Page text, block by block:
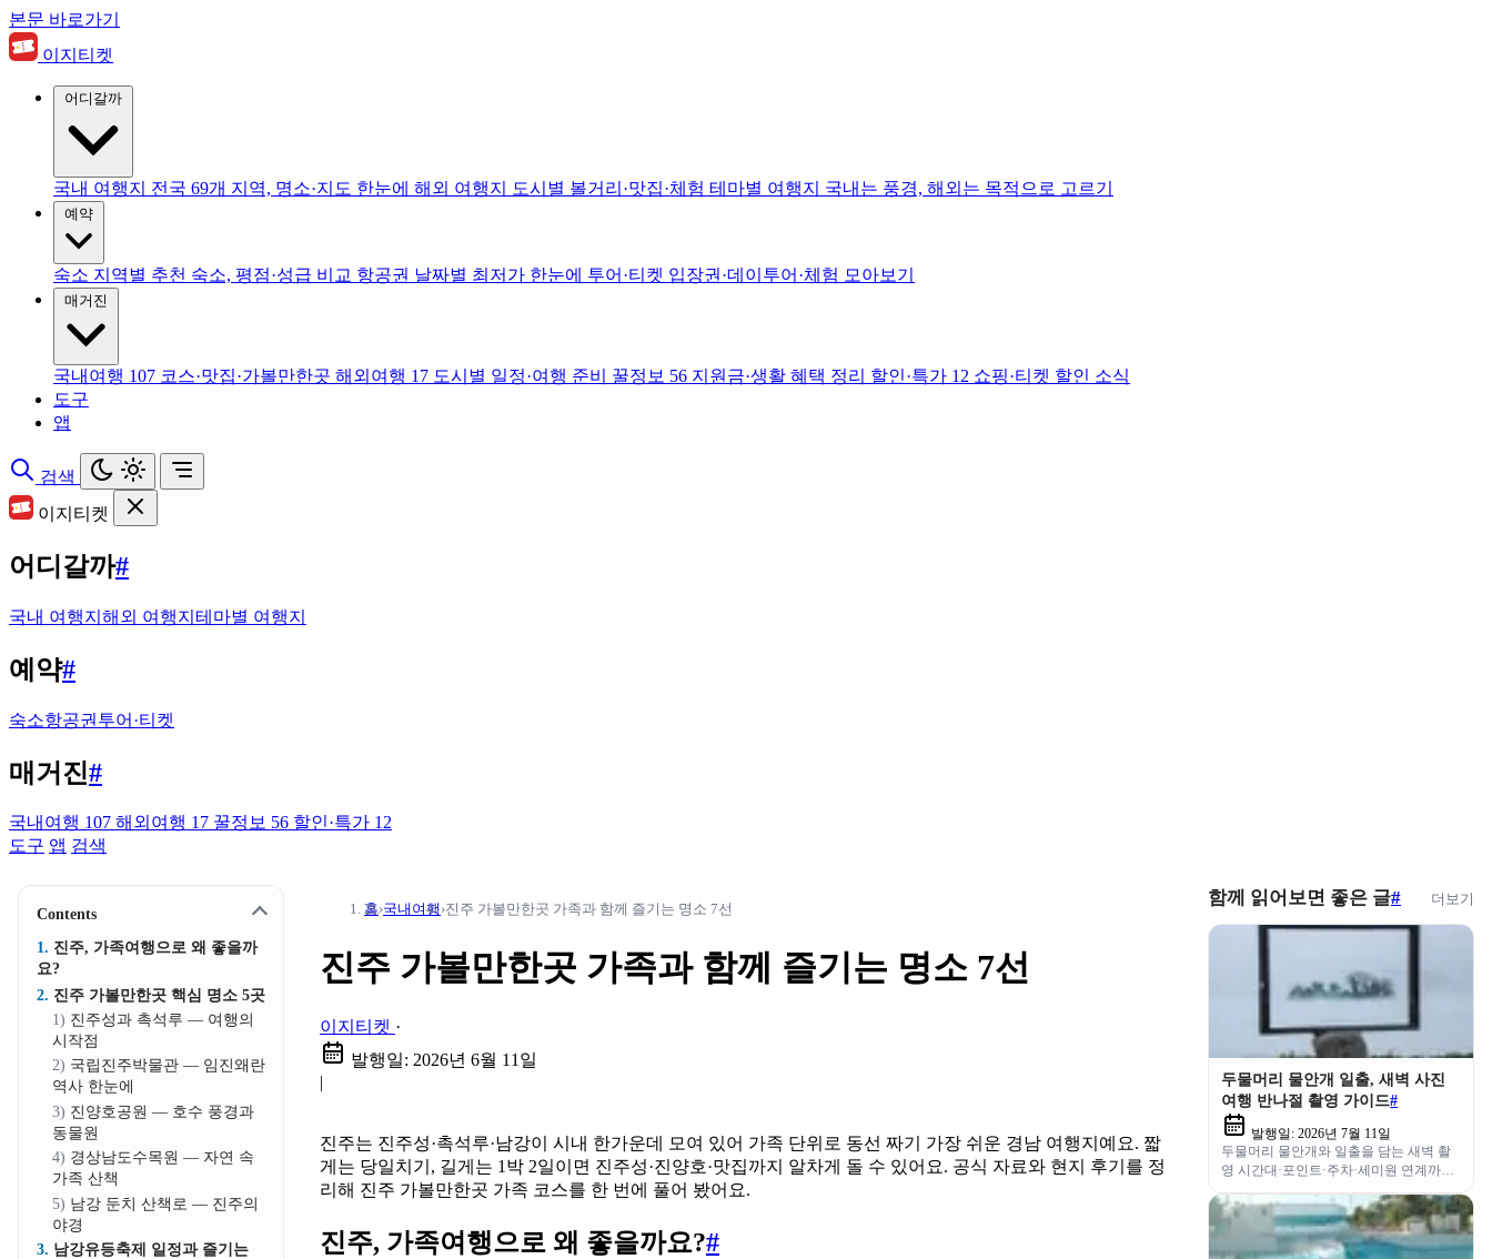
본문 바로가기
이지티켓
국내 여행지 전국 69개 지역, 명소·지도 한눈에 해외 여행지 도시별 볼거리·맛집·체험 테마별 여행지 국내는 풍경, 해외는 목적으로 고르기
숙소 지역별 추천 숙소, 평점·성급 비교 항공권 날짜별 최저가 한눈에 투어·티켓 입장권·데이투어·체험 모아보기
국내여행 107 코스·맛집·가볼만한곳 해외여행 17 도시별 일정·여행 준비 꿀정보 56 지원금·생활 혜택 정리 할인·특가 12 쇼핑·티켓 할인 소식
도구
앱
검색
이지티켓
어디갈까#
국내 여행지 해외 여행지 테마별 여행지
예약#
숙소항공권 투어·티켓
매거진#
국내여행 107 해외여행 17 꿀정보 56 할인·특가 12
도구 앱 검색
홈›국내여행›진주 가볼만한곳 가족과 함께 즐기는 명소 7선
진주 가볼만한곳 가족과 함께 즐기는 명소 7선
이지티켓 ·
발행일: 2026년 6월 11일
|
Contents
진주, 가족여행으로 왜 좋을까
요?
진주 가볼만한곳 핵심 명소 5곳
진주성과 촉석루 — 여행의
시작점
국립진주박물관 — 임진왜란
역사 한눈에
진양호공원 — 호수 풍경과
동물원
경상남도수목원 — 자연 속
가족 산책
남강 둔치 산책로 — 진주의
야경
남강유등축제 일정과 즐기는
진주는 진주성·촉석루·남강이 시내 한가운데 모여 있어 가족 단위로 동선 짜기 가장 쉬운 경남 여행지예요. 짧
게는 당일치기, 길게는 1박 2일이면 진주성·진양호·맛집까지 알차게 돌 수 있어요. 공식 자료와 현지 후기를 정
리해 진주 가볼만한곳 가족 코스를 한 번에 풀어 봤어요.
진주, 가족여행으로 왜 좋을까요?#
함께 읽어보면 좋은 글# 더보기
두물머리 물안개 일출, 새벽 사진
여행 반나절 촬영 가이드#
발행일:2026년 7월 11일
두물머리 물안개와 일출을 담는 새벽 촬
영 시간대·포인트·주차·세미원 연계까지,
했어요.